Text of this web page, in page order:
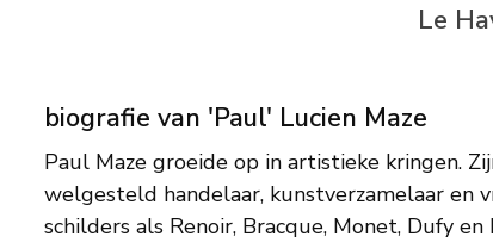
Le
biografie van 'Paul' Lucien Maze
Paul Maze groeide op in artistieke kringen.
welgesteld handelaar, kunstverzamelaar en
schilders als Renoir, Bracque, Monet, Dufy
kunstenaarsbestaan te kiezen. Maze leerde in de
Winston Churchill kennen en werd zijn
de rest van diens leven. Hij woonde lange tijd